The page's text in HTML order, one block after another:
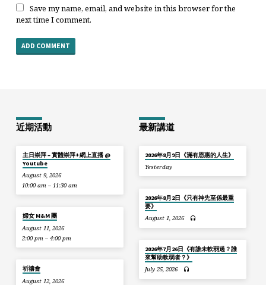
Save my name, email, and website in this browser for the
next time I comment.
近期活動
主日崇拜 – 實體崇拜+網上直播 @
Youtube
August 9, 2026
10:00 am – 11:30 am
婦女 M&M 團
August 11, 2026
2:00 pm – 4:00 pm
祈禱會
August 12, 2026
最新講道
2026年8月9日《滿有恩惠的人生》
Yesterday
2026年8月2日《只有神先至係最重
要》
August 1, 2026
2026年7月26日《有誰未軟弱過？誰
來幫助軟弱者？》
July 25, 2026